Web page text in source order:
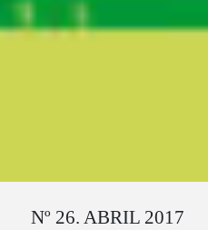
Nº 26. ABRIL 2017